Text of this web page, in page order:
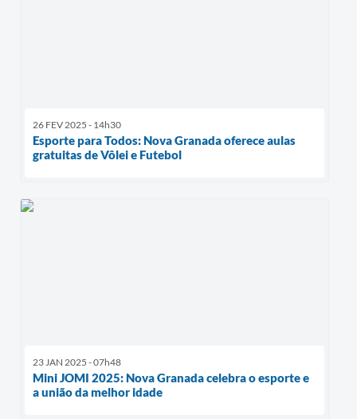
26 FEV 2025 - 14h30
Esporte para Todos: Nova Granada oferece aulas
gratuitas de Vôlei e Futebol
23 JAN 2025 - 07h48
Mini JOMI 2025: Nova Granada celebra o esporte e
a união da melhor idade